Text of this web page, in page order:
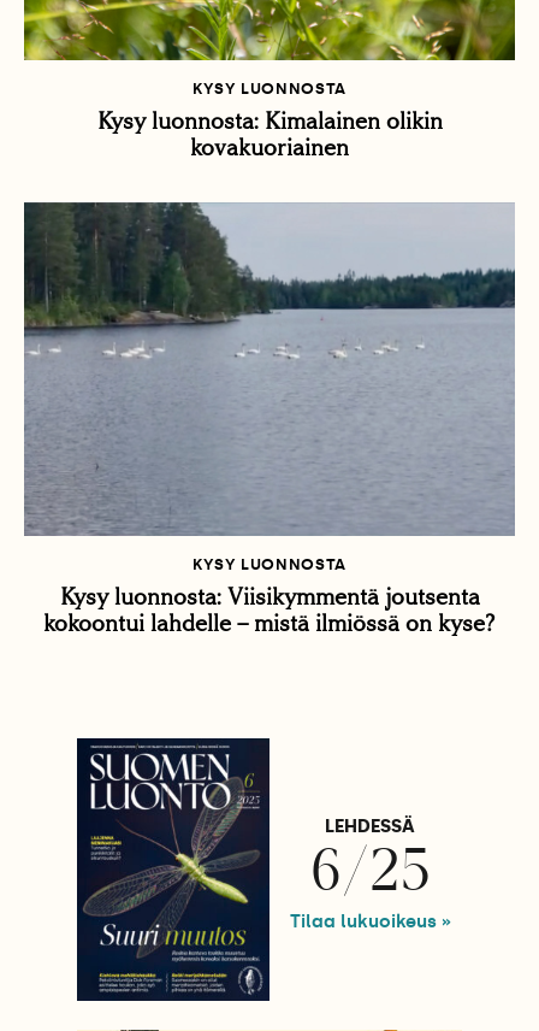
KYSY LUONNOSTA
Kysy luonnosta: Kimalainen olikin
kovakuoriainen
KYSY LUONNOSTA
Kysy luonnosta: Viisikymmentä joutsenta
kokoontui lahdelle – mistä ilmiössä on kyse?
LEHDESSÄ
6/25
Tilaa lukuoikeus »